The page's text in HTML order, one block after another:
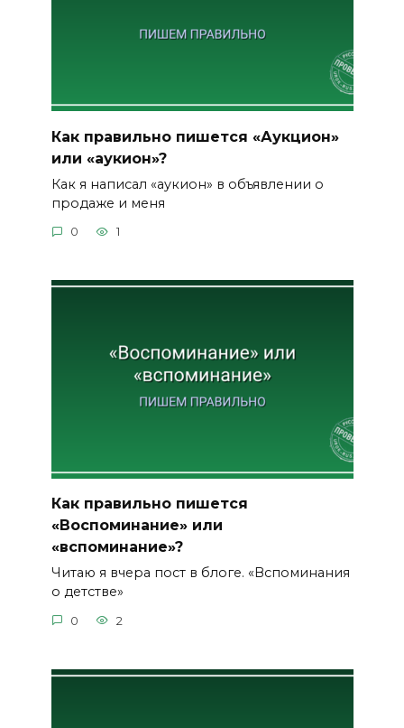
Как правильно пишется «Аукцион»
или «аукион»?
Как я написал «аукион» в объявлении о
продаже и меня
0 1
Как правильно пишется
«Воспоминание» или
«вспоминание»?
Читаю я вчера пост в блоге. «Вспоминания
о детстве»
0 2